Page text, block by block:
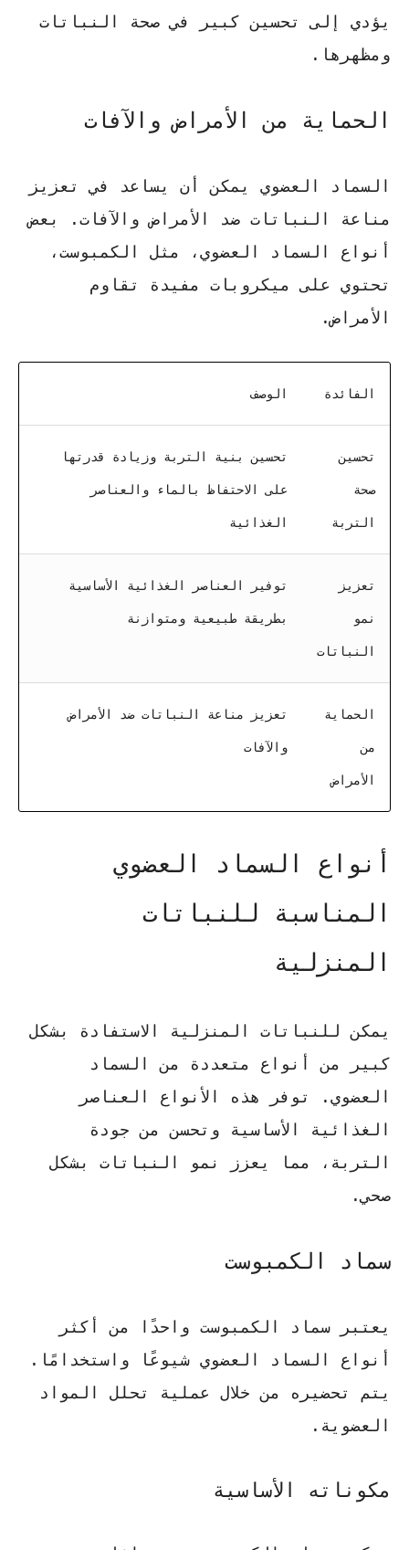
يؤدي إلى تحسين كبير في صحة النباتات
ومظهرها.
الحماية من الأمراض والآفات
السماد العضوي يمكن أن يساعد في تعزيز
مناعة النباتات ضد الأمراض والآفات. بعض
أنواع السماد العضوي، مثل الكمبوست،
تحتوي على ميكروبات مفيدة تقاوم
الأمراض.
الفائدة الوصف
تحسين
صحة
التربة
تحسين بنية التربة وزيادة قدرتها
على الاحتفاظ بالماء والعناصر
الغذائية
تعزيز
نمو
النباتات
توفير العناصر الغذائية الأساسية
بطريقة طبيعية ومتوازنة
الحماية
من
الأمراض
تعزيز مناعة النباتات ضد الأمراض
والآفات
أنواع السماد العضوي
المناسبة للنباتات
المنزلية
يمكن للنباتات المنزلية الاستفادة بشكل
كبير من أنواع متعددة من السماد
العضوي. توفر هذه الأنواع العناصر
الغذائية الأساسية وتحسن من جودة
التربة، مما يعزز نمو النباتات بشكل
صحي.
سماد الكمبوست
يعتبر سماد الكمبوست واحدًا من أكثر
أنواع السماد العضوي شيوعًا واستخدامًا.
يتم تحضيره من خلال عملية تحلل المواد
العضوية.
مكوناته الأساسية